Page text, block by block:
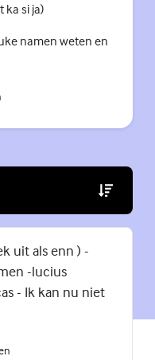
ka si ja)
namen weten en
(Externe
uit als enn ) -
-lucius
- Ik kan nu niet